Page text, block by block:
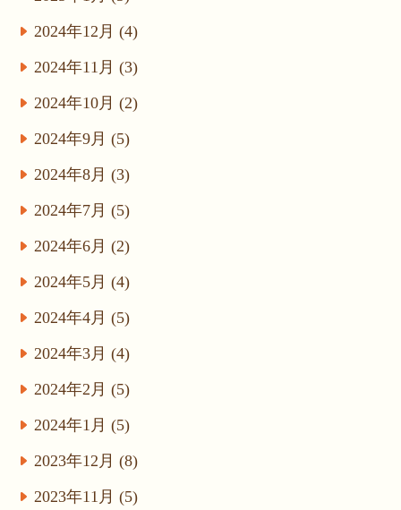
2024年12月 (4)
2024年11月 (3)
2024年10月 (2)
2024年9月 (5)
2024年8月 (3)
2024年7月 (5)
2024年6月 (2)
2024年5月 (4)
2024年4月 (5)
2024年3月 (4)
2024年2月 (5)
2024年1月 (5)
2023年12月 (8)
2023年11月 (5)